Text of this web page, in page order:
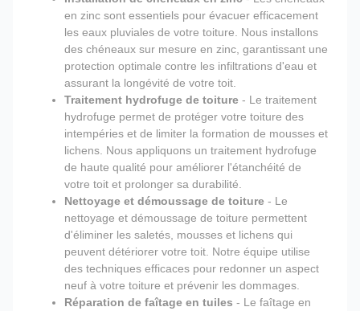
en zinc sont essentiels pour évacuer efficacement
les eaux pluviales de votre toiture. Nous installons
des chéneaux sur mesure en zinc, garantissant une
protection optimale contre les infiltrations d'eau et
assurant la longévité de votre toit.
Traitement hydrofuge de toiture - Le traitement
hydrofuge permet de protéger votre toiture des
intempéries et de limiter la formation de mousses et
lichens. Nous appliquons un traitement hydrofuge
de haute qualité pour améliorer l'étanchéité de
votre toit et prolonger sa durabilité.
Nettoyage et démoussage de toiture - Le
nettoyage et démoussage de toiture permettent
d'éliminer les saletés, mousses et lichens qui
peuvent détériorer votre toit. Notre équipe utilise
des techniques efficaces pour redonner un aspect
neuf à votre toiture et prévenir les dommages.
Réparation de faîtage en tuiles - Le faîtage en